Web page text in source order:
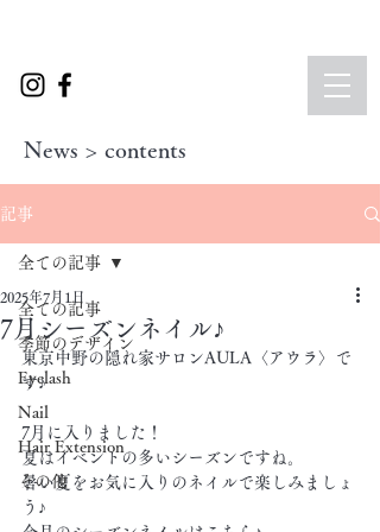
News > contents
記事
全ての記事
季節のデザイン
Eyelash
Nail
Hair Extension
その他
全ての記事
7月シーズンネイル♪
2025年7月1日
東京中野の隠れ家サロンAULA〈アウラ〉で
す♪
7月に入りました！
夏はイベントの多いシーズンですね。
暑い夏をお気に入りのネイルで楽しみましょ
う♪